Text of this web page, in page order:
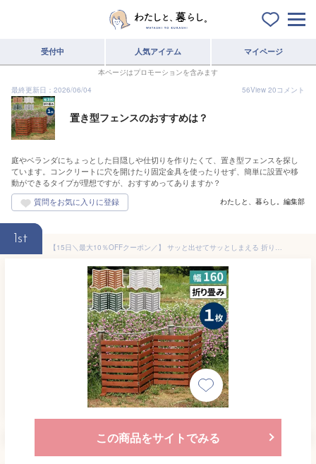
受付中 人気アイテム マイページ
本ページはプロモーションを含みます
最終更新日：2026/06/04
56View 20コメント
置き型フェンスのおすすめは？
庭やベランダにちょっとした目隠しや仕切りを作りたくて、置き型フェンスを探し
ています。コンクリートに穴を開けたり固定金具を使ったりせず、簡単に設置や移
動ができるタイプが理想ですが、おすすめってありますか？
わたしと、暮らし。編集部
1st
【15日＼最大10％OFFクーポン／】 サッと出せてサッとしまえる 折り畳み ウッドフェンス 幅160 置くだけ おしゃれ 木製 ミニフェンス 天然木 ガーデニング 庭 四つ折り エクステリア 園芸 置き型 花壇 柵 横張り 横板 間仕切り 自立
この商品をサイトでみる